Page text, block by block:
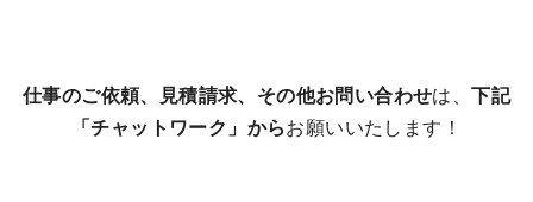
仕事のご依頼、見積請求、その他お問い合わせは、下記
「チャットワーク」からお願いいたします！